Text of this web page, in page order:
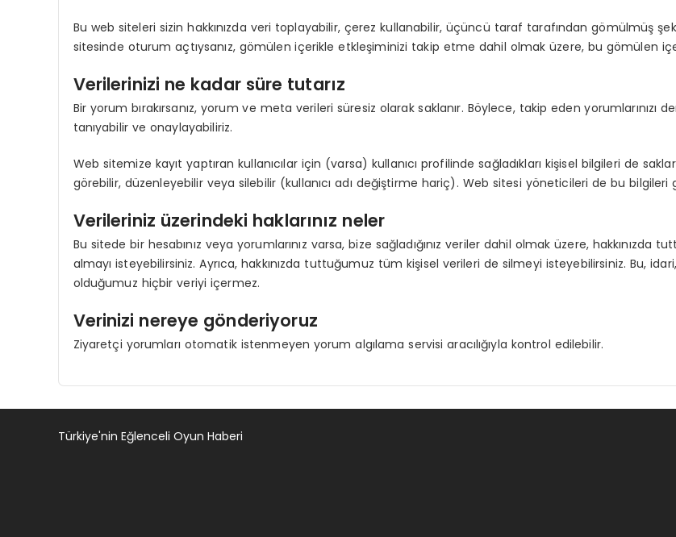
Bu web siteleri sizin hakkınızda veri toplayabilir, çerez kullanabilir, üçüncü taraf tarafından gömülmüş
sitesinde oturum açtıysanız, gömülen içerikle etkleşiminizi takip etme dahil olmak üzere, bu gömülen
Verilerinizi ne kadar süre tutarız
Bir yorum bırakırsanız, yorum ve meta verileri süresiz olarak saklanır. Böylece, takip eden
tanıyabilir ve onaylayabiliriz.
Web sitemize kayıt yaptıran kullanıcılar için (varsa) kullanıcı profilinde sağladıkları kişisel bilgileri de
görebilir, düzenleyebilir veya silebilir (kullanıcı adı değiştirme hariç). Web sitesi yöneticileri de bu bilgileri
Verileriniz üzerindeki haklarınız neler
Bu sitede bir hesabınız veya yorumlarınız varsa, bize sağladığınız veriler dahil olmak üzere, hakkınızda
almayı isteyebilirsiniz. Ayrıca, hakkınızda tuttuğumuz tüm kişisel verileri de silmeyi isteyebilirsiniz. Bu,
olduğumuz hiçbir veriyi içermez.
Verinizi nereye gönderiyoruz
Ziyaretçi yorumları otomatik istenmeyen yorum algılama servisi aracılığıyla kontrol edilebilir.
Türkiye'nin Eğlenceli Oyun Haberi